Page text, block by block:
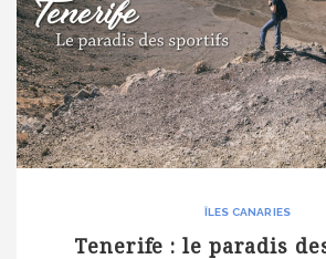
ÎLES CANARIES
Tenerife : le paradis